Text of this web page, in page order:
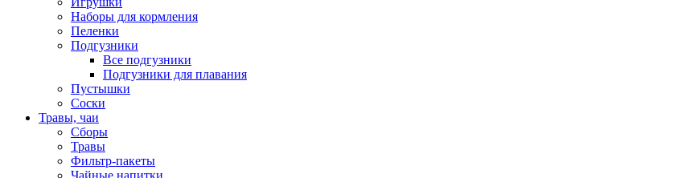
Наборы для кормления
Пеленки
Подгузники
Все подгузники
Подгузники для плавания
Пустышки
Соски
Травы, чаи
Сборы
Травы
Фильтр-пакеты
Чайные напитки